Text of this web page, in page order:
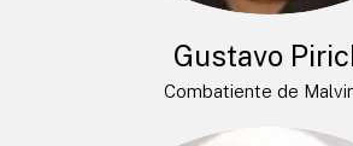
Gustavo
Combatiente de